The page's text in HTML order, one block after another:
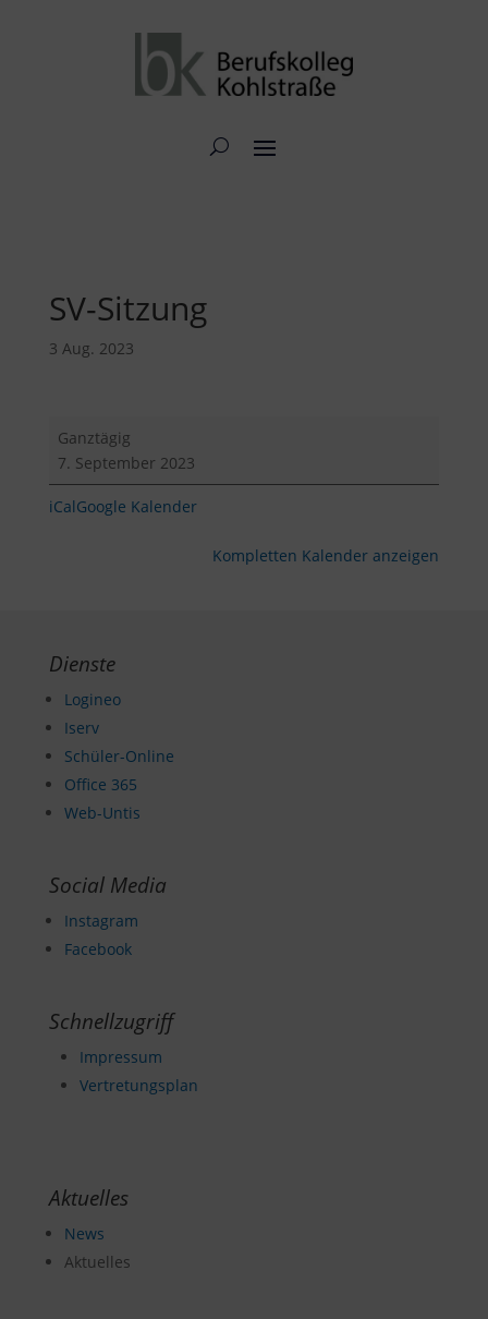
SV-Sitzung
3 Aug. 2023
SV-
Sitzung
Ganztägig
7. September 2023
iCalGoogle Kalender
Kompletten Kalender anzeigen
Dienste
Logineo
Iserv
Schüler-Online
Office 365
Web-Untis
Social Media
Instagram
Facebook
Schnellzugriff
Impressum
Vertretungsplan
Aktuelles
News
Aktuelles